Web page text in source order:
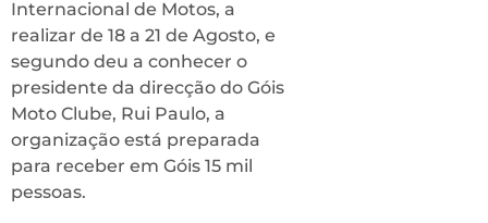
Internacional de Motos, a
realizar de 18 a 21 de Agosto, e
segundo deu a conhecer o
presidente da direcção do Góis
Moto Clube, Rui Paulo, a
organização está preparada
para receber em Góis 15 mil
pessoas.